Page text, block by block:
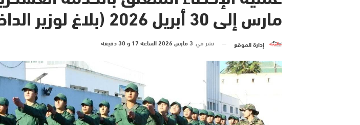
مارس إلى 30 أبريل 2026 (بلاغ لوزير الداخلية)
إدارة الموقع نشر في 3 مارس 2026 الساعة 17 و 30 دقيقة